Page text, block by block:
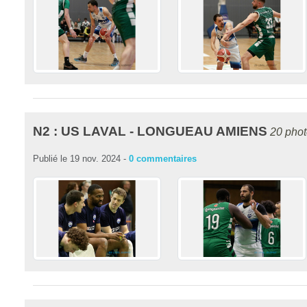
N2 : US LAVAL - LONGUEAU AMIENS 20
Publié le 19 nov. 2024 - 0 commentaires